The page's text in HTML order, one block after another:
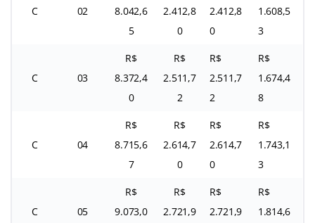
C 02
8.042,6
5
2.412,8
0
2.412,8
0
1.608,5
3
C 03
R$
8.372,4
0
R$
2.511,7
2
R$
2.511,7
2
R$
1.674,4
8
C 04
R$
8.715,6
7
R$
2.614,7
0
R$
2.614,7
0
R$
1.743,1
3
C 05
R$
9.073,0
R$
2.721,9
R$
2.721,9
R$
1.814,6